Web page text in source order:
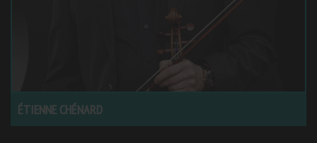
ÉTIENNE CHÉNARD